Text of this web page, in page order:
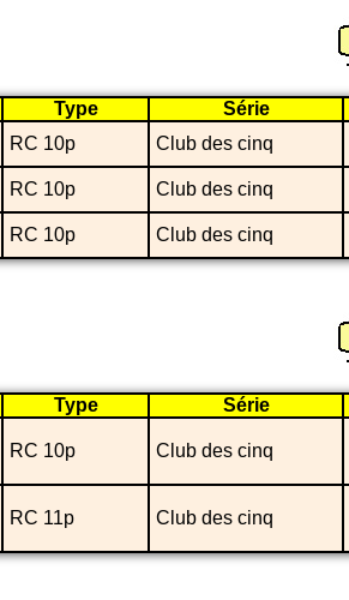
Type Série
RC 10p Club des cinq
RC 10p Club des cinq
RC 10p Club des cinq
Type Série
RC 10p Club des cinq
RC 11p Club des cinq